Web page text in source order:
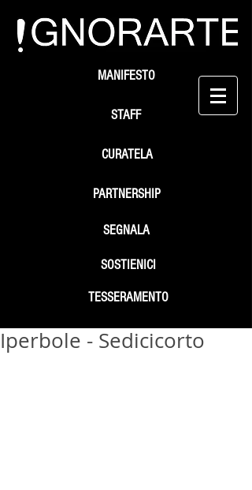
STAFF
SEGNALA
SOSTIENICI
MANIFESTO
PARTNERSHIP
TESSERAMENTO
CURATELA
Iperbole - Sedicicorto